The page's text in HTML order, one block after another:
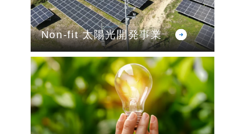
Non-fit 太陽光開発事業